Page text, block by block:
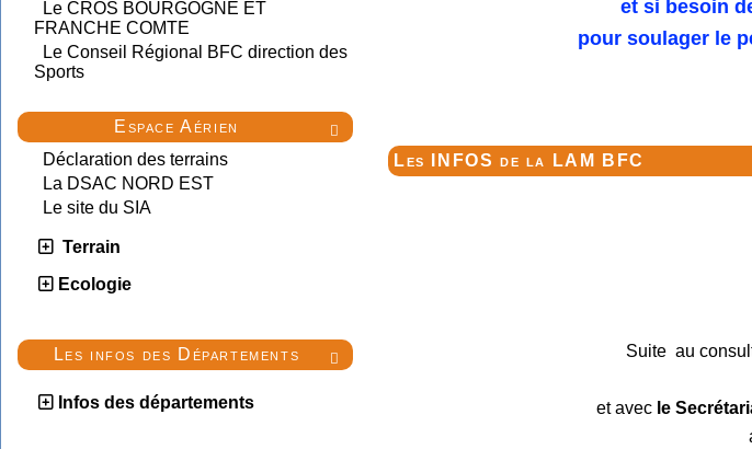
Le CROS BOURGOGNE ET
FRANCHE COMTE
Le Conseil Régional BFC direction des
Sports

Espace Aérien
Déclaration des terrains
La DSAC NORD EST
Le site du SIA
Terrain
Ecologie

Les infos des Départements
Infos des départements
et si besoin
pour soulager le
Les INFOS de la LAM BFC
Suite au
et avec le